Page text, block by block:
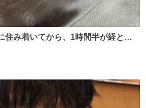
住み着いてから、1時間半が経とう
はもう永住の意を固めており、持ち
場所に置くなどしている。